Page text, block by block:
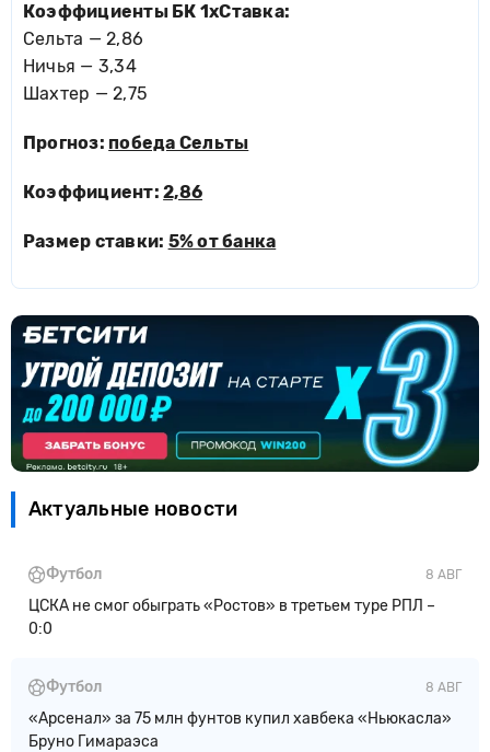
Коэффициенты БК 1хСтавка:
Сельта — 2,86
Ничья — 3,34
Шахтер — 2,75
Прогноз: победа Сельты
Коэффициент:2,86
Размер ставки: 5% от банка
Актуальные новости
8 АВГ
Футбол
ЦСКА не смог обыграть «Ростов» в третьем туре РПЛ –
0:0
8 АВГ
Футбол
«Арсенал» за 75 млн фунтов купил хавбека «Ньюкасла»
Бруно Гимараэса